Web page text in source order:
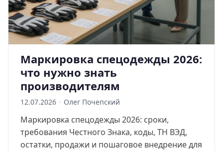
Маркировка спецодежды 2026:
что нужно знать
производителям
12.07.2026 · Олег Почепский
Маркировка спецодежды 2026: сроки,
требования Честного Знака, коды, ТН ВЭД,
остатки, продажи и пошаговое внедрение для